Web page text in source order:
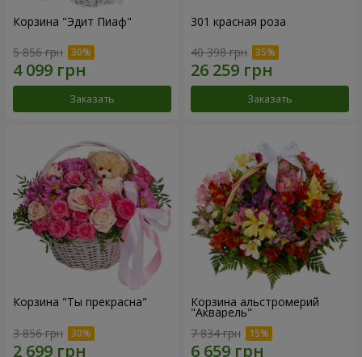
Корзина "Эдит Пиаф"
5 856 грн
Заказать
301 красная роза
40 398 грн
Заказать
Корзина "Ты прекрасна"
3 856 грн
Корзина альстромерий
"Акварель"
7 834 грн